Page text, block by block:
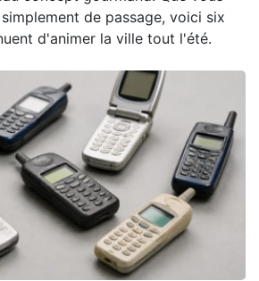
de passage, voici six
d'animer la ville tout l'été.